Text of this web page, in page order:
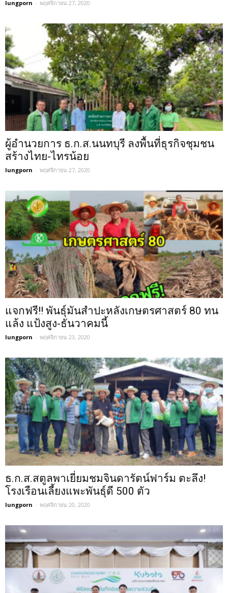
lungporn - พฤศจิกายน 27, 2020
ผู้อำนวยการ ธ.ก.ส.นนทบุรี ลงพื้นที่ธุรกิจชุมชน
สร้างไทย-ไทรน้อย
lungporn - พฤศจิกายน 27, 2020
แจกฟรี!! พันธุ์มันสำปะหลังเกษตรศาสตร์ 80 ทน
แล้ง แป้งสูง-ธันวาคมนี้
lungporn - พฤศจิกายน 23, 2020
ธ.ก.ส.สตูลพาเยี่ยมชมจินดารัตน์ฟาร์ม ตะลึง!
โรงเรือนเลี้ยงแพะพันธุ์ดี 500 ตัว
lungporn - พฤศจิกายน 20, 2020